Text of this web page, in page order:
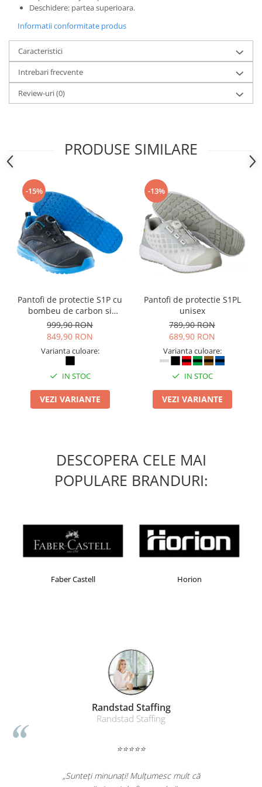
Articole pentru rufe, casa,
pardoseli
Intretinere si odorizante masina
Saci de gunoi
Accesorii pentru curatenie
Caiete si blocnotesuri
personalizate
Stampile, tusiere si tus
Protectia muncii si Imbracaminte
Imbracaminte
Tricouri
Bluze & Pulovere
Camasi
Pantaloni cu pieptar
Hanorace
Impermeabile
Reflectorizante
Incaltaminte de lucru si protectie
Manusi de protectie
Casti de protectie
Masti de protectie respiratorie
Sepci, caciuli si esarfe
Accesorii pentru protectia muncii
Copii - tricouri si hanorace
Comunicare si prezentare
Sisteme de afisare
Accesorii prezentare
Deschidere: partea superioara.
Informatii conformitate produs
Caracteristici
Intrebari frecvente
Review-uri(0)
PRODUSE SIMILARE
-15%
Pantofi de protectie S1P cu
bombeu de carbon si
inchidere BOAÂ® Fit
999,90 RON
849,90 RON
Varianta culoare:
IN STOC
VEZI VARIANTE
-13%
Pantofi de protectie S1PL
unisex
789,90 RON
689,90 RON
Varianta culoare:
IN STOC
VEZI VARIANTE
DESCOPERA CELE MAI
POPULARE BRANDURI:
Faber Castell Horion
Randstad Staffing
Randstad Staffing
⭐⭐⭐⭐⭐
„Sunteți minunați! Mulțumesc mult că